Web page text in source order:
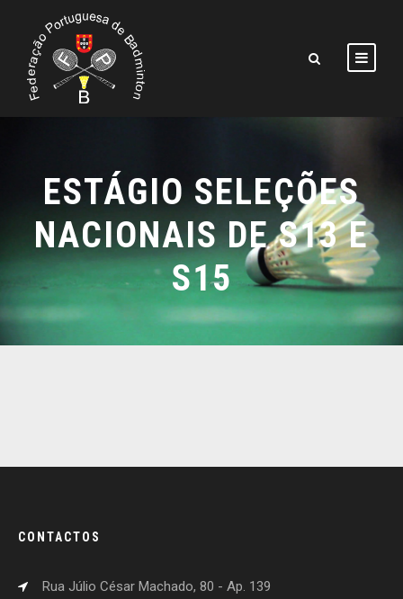
ESTÁGIO SELEÇÕES
NACIONAIS DE S13 E
S15
CONTACTOS
Rua Júlio César Machado, 80 - Ap. 139